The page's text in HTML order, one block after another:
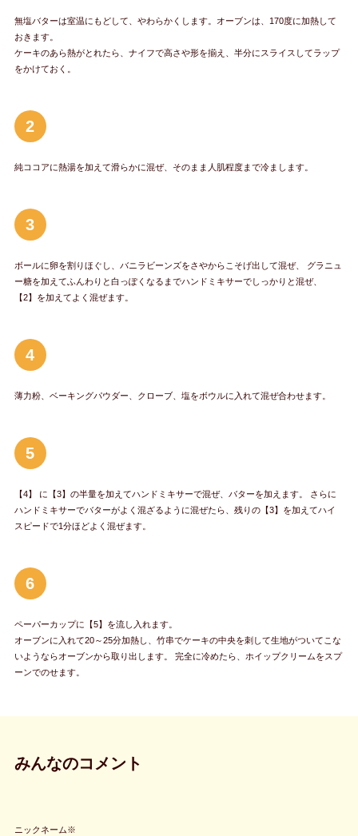
無塩バターは室温にもどして、やわらかくします。オーブンは、170度に加熱して
おきます。
ケーキのあら熱がとれたら、ナイフで高さや形を揃え、半分にスライスしてラップ
をかけておく。
2
純ココアに熱湯を加えて滑らかに混ぜ、そのまま人肌程度まで冷まします。
3
ボールに卵を割りほぐし、バニラビーンズをさやからこそげ出して混ぜ、 グラニュ
ー糖を加えてふんわりと白っぽくなるまでハンドミキサーでしっかりと混ぜ、
【2】を加えてよく混ぜます。
4
薄力粉、ベーキングパウダー、クローブ、塩をボウルに入れて混ぜ合わせます。
5
【4】 に【3】の半量を加えてハンドミキサーで混ぜ、バターを加えます。 さらに
ハンドミキサーでバターがよく混ざるように混ぜたら、残りの【3】を加えてハイ
スピードで1分ほどよく混ぜます。
6
ペーパーカップに【5】を流し入れます。
オーブンに入れて20～25分加熱し、竹串でケーキの中央を刺して生地がついてこな
いようならオーブンから取り出します。 完全に冷めたら、ホイップクリームをスプ
ーンでのせます。
みんなのコメント
ニックネーム※